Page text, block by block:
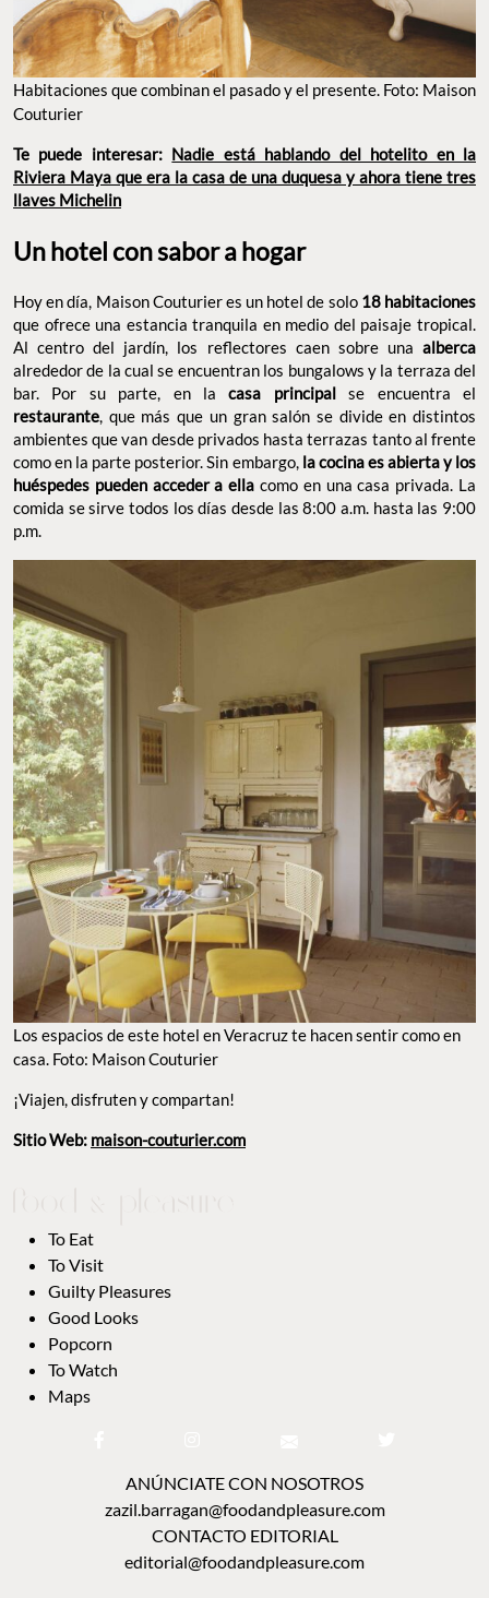
Habitaciones que combinan el pasado y el presente. Foto: Maison
Couturier
Te puede interesar: Nadie está hablando del hotelito en la
Riviera Maya que era la casa de una duquesa y ahora tiene tres
llaves Michelin
Un hotel con sabor a hogar
Hoy en día, Maison Couturier es un hotel de solo 18 habitaciones
que ofrece una estancia tranquila en medio del paisaje tropical.
Al centro del jardín, los reflectores caen sobre una alberca
alrededor de la cual se encuentran los bungalows y la terraza del
bar. Por su parte, en lacasa principal se encuentra el
restaurante, que más que un gran salón se divide en distintos
ambientes que van desde privados hasta terrazas tanto al frente
como en la parte posterior. Sin embargo, la cocina es abierta y los
huéspedes pueden acceder a ella como en una casa privada. La
comida se sirve todos los días desde las 8:00 a.m. hasta las 9:00
p.m.
Los espacios de este hotel en Veracruz te hacen sentir como en
casa. Foto: Maison Couturier
¡Viajen, disfruten y compartan!
Sitio Web: maison-couturier.com
To Eat
To Visit
Guilty Pleasures
Good Looks
Popcorn
To Watch
Maps
ANÚNCIATE CON NOSOTROS
zazil.barragan@foodandpleasure.com
CONTACTO EDITORIAL
editorial@foodandpleasure.com